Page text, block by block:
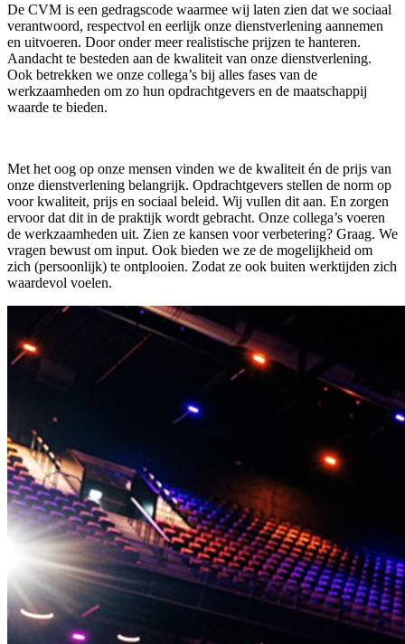
De CVM is een gedragscode waarmee wij laten zien dat we sociaal
verantwoord, respectvol en eerlijk onze dienstverlening aannemen
en uitvoeren. Door onder meer realistische prijzen te hanteren.
Aandacht te besteden aan de kwaliteit van onze dienstverlening.
Ook betrekken we onze collega’s bij alles fases van de
werkzaamheden om zo hun opdrachtgevers en de maatschappij
waarde te bieden.
Met het oog op onze mensen vinden we de kwaliteit én de prijs van
onze dienstverlening belangrijk. Opdrachtgevers stellen de norm op
voor kwaliteit, prijs en sociaal beleid. Wij vullen dit aan. En zorgen
ervoor dat dit in de praktijk wordt gebracht. Onze collega’s voeren
de werkzaamheden uit. Zien ze kansen voor verbetering? Graag. We
vragen bewust om input. Ook bieden we ze de mogelijkheid om
zich (persoonlijk) te ontplooien. Zodat ze ook buiten werktijden zich
waardevol voelen.